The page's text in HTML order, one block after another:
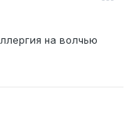
на волчью